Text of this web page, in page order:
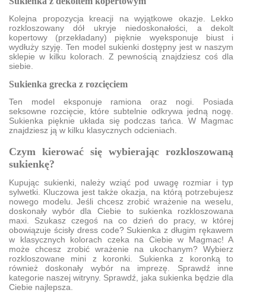
Kolejna propozycja kreacji na wyjątkowe okazje. Lekko
rozkloszowany dół ukryje niedoskonałości, a dekolt
kopertowy (przekładany) pięknie wyeksponuje biust i
wydłuży szyję. Ten model sukienki dostępny jest w naszym
sklepie w kilku kolorach. Z pewnością znajdziesz coś dla
siebie.
Sukienka grecka z rozcięciem
Ten model eksponuje ramiona oraz nogi. Posiada
seksowne rozcięcie, które subtelnie odkrywa jedną nogę.
Sukienka pięknie układa się podczas tańca. W Magmac
znajdziesz ją w kilku klasycznych odcieniach.
Czym kierować się wybierając rozkloszowaną
sukienkę?
Kupując sukienki, należy wziąć pod uwagę rozmiar i typ
sylwetki. Kluczowa jest także okazja, na którą potrzebujesz
nowego modelu. Jeśli chcesz zrobić wrażenie na weselu,
doskonały wybór dla Ciebie to sukienka rozkloszowana
maxi. Szukasz czegoś na co dzień do pracy, w której
obowiązuje ścisły dress code? Sukienka z długim rękawem
w klasycznych kolorach czeka na Ciebie w Magmac! A
może chcesz zrobić wrażenie na ukochanym? Wybierz
rozkloszowane mini z koronki. Sukienka z koronką to
również doskonały wybór na imprezę. Sprawdź inne
kategorie naszej witryny. Sprawdź, jaka sukienka będzie dla
Ciebie najlepsza.